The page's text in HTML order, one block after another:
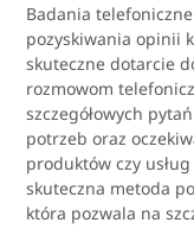
Badania
pozyskiwania opinii
skuteczne dotarcie
rozmowom
szczegółowych
potrzeb oraz
produktów czy
skuteczna metoda
która pozwala na